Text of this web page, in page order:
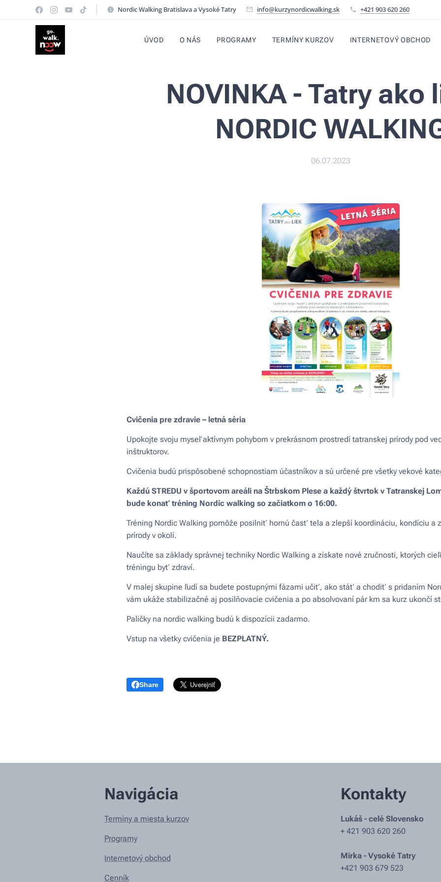
Nordic Walking Bratislava a Vysoké Tatry info@kurzynordicwalking.sk +421 903 620 260
ÚVOD O NÁS PROGRAMY TERMÍNY KURZOV INTERNETOVÝ OBCHOD
NOVINKA - Tatry ako
NORDIC
06.07.2023
Cvičenia pre zdravie – letná séria
Upokojte svoju myseľ aktívnym pohybom v prekrásnom prostredí tatranskej prírody pod
inštruktorov.
Cvičenia budú prispôsobené schopnostiam účastníkov a sú určené pre všetky vekové
Každú STREDU v športovom areáli na Štrbskom Plese a každý štvrtok v Tatranskej
bude konať tréning Nordic walking so začiatkom o 16:00.
Tréning Nordic Walking pomôže posilniť hornú časť tela a zlepší koordináciu, kondíciu a
prírody v okolí.
Naučíte sa základy správnej techniky Nordic Walking a získate nové zručnosti, ktorých
tréningu byť zdraví.
V malej skupine ľudí sa budete postupnými fázami učiť, ako stáť a chodiť s pridaním
vám ukáže stabilizačné aj posilňovacie cvičenia a po absolvovaní pár km sa kurz ukončí
Paličky na nordic walking budú k dispozícii zadarmo.
Vstup na všetky cvičenia je BEZPLATNÝ.
Share
Navigácia
Termíny a miesta kurzov
Programy
Internetový obchod
Cenník
Kontakty
Lukáš - celé Slovensko
+ 421 903 620 260
Mirka - Vysoké Tatry
+421 903 679 523